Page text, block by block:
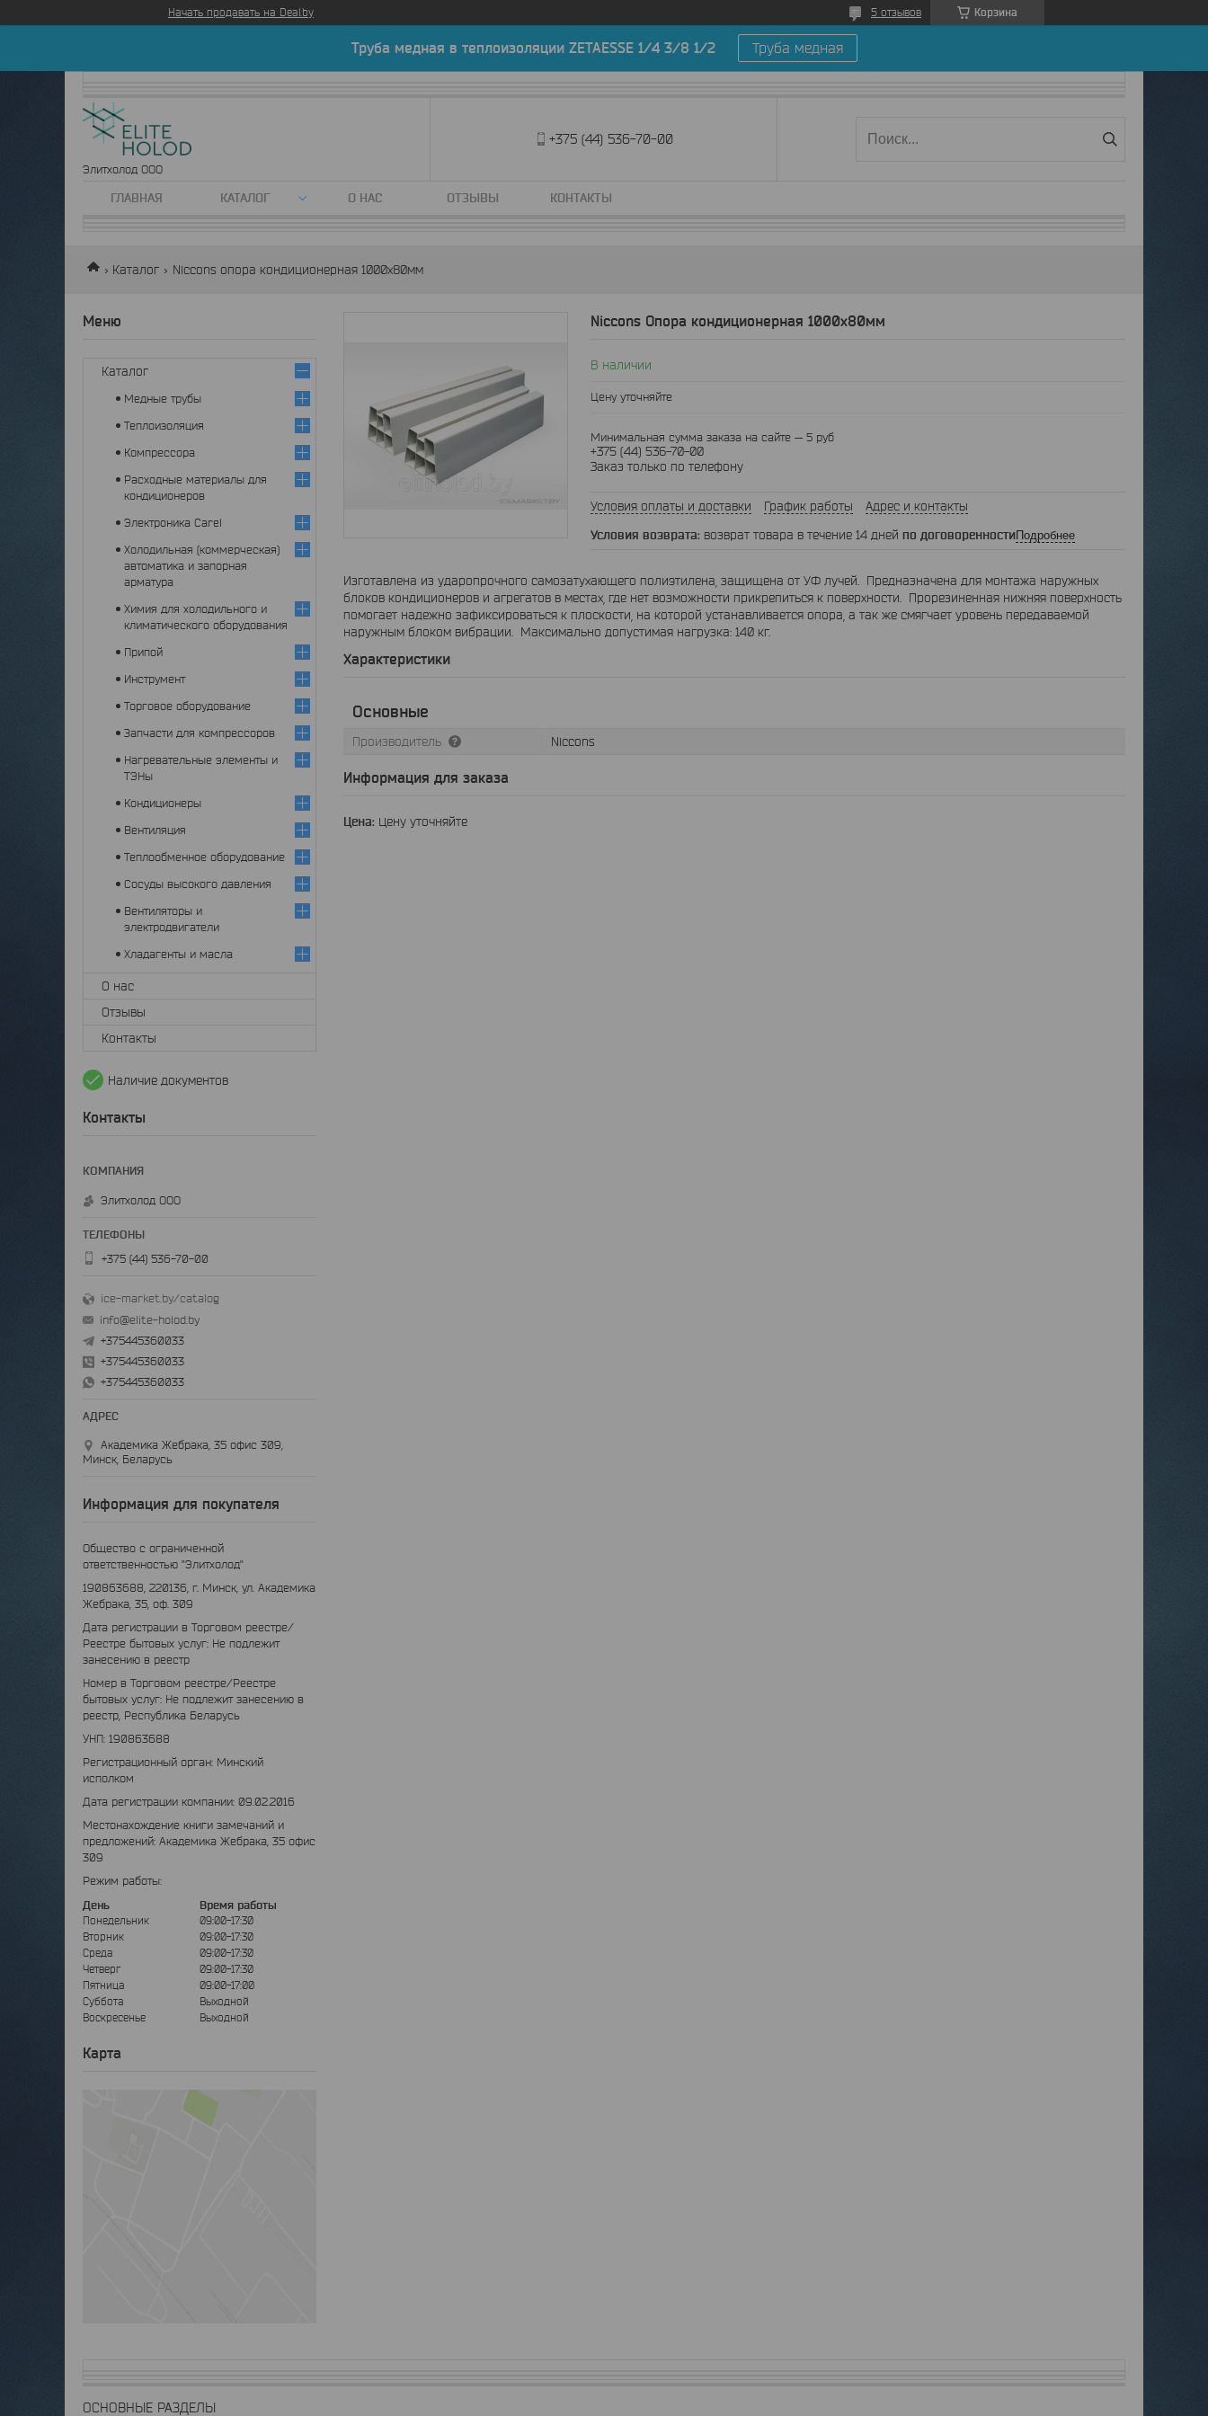
Начать продавать на Deal.by Корзина
5 отзывов
Труба медная в теплоизоляции ZETAESSE 1/4 3/8 1/2 Труба медная
Элитхолод ООО
+375 (44) 536-70-00
ГЛАВНАЯ КАТАЛОГ О НАС ОТЗЫВЫ КОНТАКТЫ
Каталог Niccons опора кондиционерная 1000x80мм
Niccons Опора кондиционерная 1000x80мм
В наличии
Цену уточняйте
Минимальная сумма заказа на сайте — 5 руб
+375 (44) 536-70-00
Заказ только по телефону
Условия оплаты и доставки График работы
Адрес и контакты
возврат товара в течение 14 дней по договоренностиПодробнее
Изготавлена из ударопрочного самозатухающего полиэтилена, защищена от УФ лучей. Предназначена для монтажа наружных
блоков кондиционеров и агрегатов в местах, где нет возможности прикрепиться к поверхности. Прорезиненная нижняя поверхность
помогает надежно зафиксироваться к плоскости, на которой устанавливается опора, а так же смягчает уровень передаваемой
наружным блоком вибрации. Максимально допустимая нагрузка: 140 кг.
Характеристики
Основные
Производитель Niccons
Информация для заказа
Цена: Цену уточняйте
Каталог
Медные трубы
Теплоизоляция
Компрессора
Расходные материалы для
кондиционеров
Электроника Carel
Холодильная (коммерческая)
автоматика и запорная
арматура
Химия для холодильного и
климатического оборудования
Припой
Инструмент
Торговое оборудование
Запчасти для компрессоров
Нагревательные элементы и
ТЭНы
Кондиционеры
Вентиляция
Теплообменное оборудование
Сосуды высокого давления
Вентиляторы и
электродвигатели
Хладагенты и масла
О нас
Отзывы
Контакты
Наличие документов
Контакты
Элитхолод ООО
+375 (44) 536-70-00
ice-market.by/catalog
info@elite-holod.by
+375445360033
+375445360033
+375445360033
Академика Жебрака, 35 офис 309,
Минск, Беларусь
Информация для покупателя
Общество с ограниченной
ответственностью "Элитхолод"
190863688, 220136, г. Минск, ул. Академика
Жебрака, 35, оф. 309
Дата регистрации в Торговом реестре/
Реестре бытовых услуг: Не подлежит
занесению в реестр
Номер в Торговом реестре/Реестре
бытовых услуг: Не подлежит занесению в
реестр, Республика Беларусь
УНП: 190863688
Регистрационный орган: Минский
исполком
Дата регистрации компании: 09.02.2016
Местонахождение книги замечаний и
предложений: Академика Жебрака, 35 офис
309
Режим работы:
День Время работы
Понедельник
09:00-17:30
Вторник
09:00-17:30
Среда
09:00-17:30
Четверг
09:00-17:30
Пятница
09:00-17:00
Суббота
Выходной
Воскресенье
Выходной
Карта
ОСНОВНЫЕ РАЗДЕЛЫ